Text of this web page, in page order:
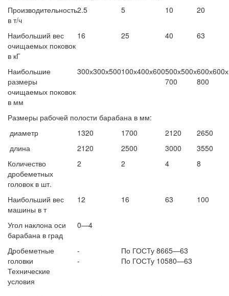
Производительность
в т/ч
2.5 5 10 20
Наибольший вес
очищаемых поковок
в кГ
16 25 40 63
Наибольшие
размеры
очищаемых поковок
в мм
300х300х500100х400х600500х500х
700
600х600х
800
Размеры рабочей полости барабана в мм:
диаметр
1320 1700 2120
2650
длина
2120 2500 3000
3550
Количество
дробеметных
головок в шт.
2 2 4 8
Наибольший вес
машины в т
12 16 63 100
Угол наклона оси
барабана в град
0—4
Дробеметные
головки
Технические
условия
-
-
По ГОСТу 8665—63
По ГОСТу 10580—63